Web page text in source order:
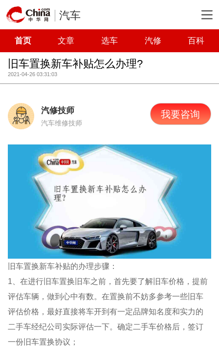
汽车
首页 文章 选车 汽修 百科
旧车置换新车补贴怎么办理?
2021-04-26 03:31:03
汽修技师
汽车维修技师
我要咨询
旧车置换新车补贴的办理步骤：
1、在进行旧车置换旧车之前，首先要了解旧车价格，提前
评估车辆，做到心中有数。在置换前不妨多参考一些旧车
评估价格，最好直接将车开到有一定品牌知名度和实力的
二手车经纪公司实际评估一下。确定二手车价格后，签订
一份旧车置换协议；